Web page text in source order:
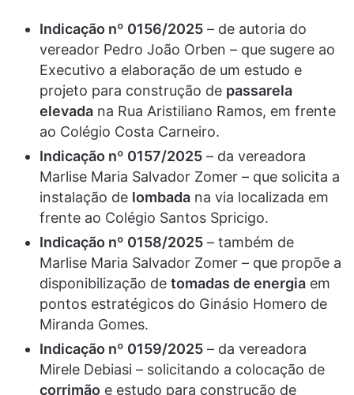
Indicação nº 0156/2025 – de autoria do
vereador Pedro João Orben – que sugere ao
Executivo a elaboração de um estudo e
projeto para construção de passarela
elevada na Rua Aristiliano Ramos, em frente
ao Colégio Costa Carneiro.
Indicação nº 0157/2025 – da vereadora
Marlise Maria Salvador Zomer – que solicita a
instalação de lombada na via localizada em
frente ao Colégio Santos Spricigo.
Indicação nº 0158/2025 – também de
Marlise Maria Salvador Zomer – que propõe a
disponibilização de tomadas de energia em
pontos estratégicos do Ginásio Homero de
Miranda Gomes.
Indicação nº 0159/2025 – da vereadora
Mirele Debiasi – solicitando a colocação de
corrimão e estudo para construção de